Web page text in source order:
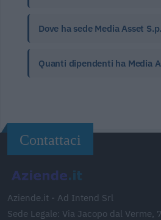
Dove ha sede Media Asset
Quanti dipendenti ha Media
Contattaci
Aziende.it - Ad Intend Srl
Sede Legale: Via Jacopo dal Verme,